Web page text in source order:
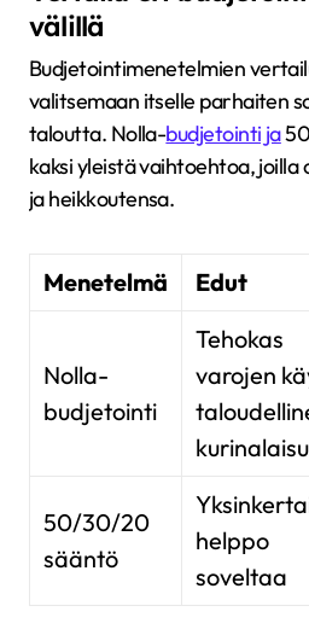
välillä
Budjetointimenetelmien
valitsemaan itselle parhaiten
taloutta. Nolla-budjetointi ja
kaksi yleistä vaihtoehtoa, joilla
ja heikkoutensa.
Menetelmä Edut
Nolla-
budjetointi
Tehokas
varojen
50/30/20
sääntö
helppo
soveltaa